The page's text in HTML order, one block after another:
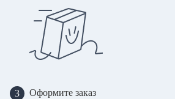
3 Оформите заказ